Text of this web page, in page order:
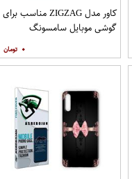
کاور مدل ZIGZAG مناسب برای
گوشی موبایل سامسونگ
نگهدارنده
۰